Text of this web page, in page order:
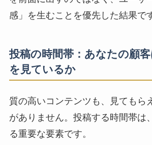
感」を生むことを優先した結果で
投稿の時間帯：あなたの顧
を見ているか
質の高いコンテンツも、見てもら
がありません。投稿する時間帯は
る重要な要素です。